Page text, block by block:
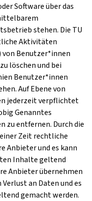
Software über das
stehen. Die TU
Aktivitäten
Benutzer*innen
löschen und bei
Benutzer*innen
Auf Ebene von
jederzeit verpflichtet
Genanntes
zu entfernen. Durch die
Zeit rechtliche
Anbieter und es kann
Inhalte geltend
Anbieter übernehmen
an Daten und es
gemacht werden.